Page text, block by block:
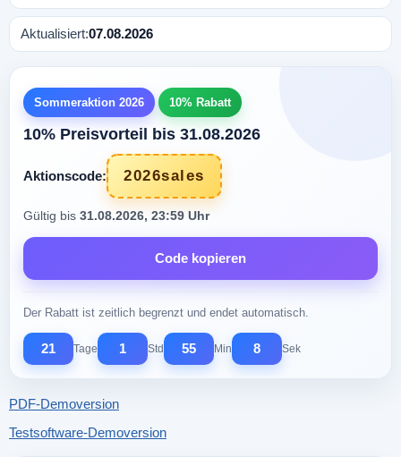
Aktualisiert:07.08.2026
Sommeraktion 2026 10% Rabatt
10% Preisvorteil bis 31.08.2026
Aktionscode: 2026sales
Gültig bis 31.08.2026, 23:59 Uhr
Code kopieren
Der Rabatt ist zeitlich begrenzt und endet automatisch.
21 Tage 1 Std 55 Min 7 Sek
PDF-Demoversion
Testsoftware-Demoversion